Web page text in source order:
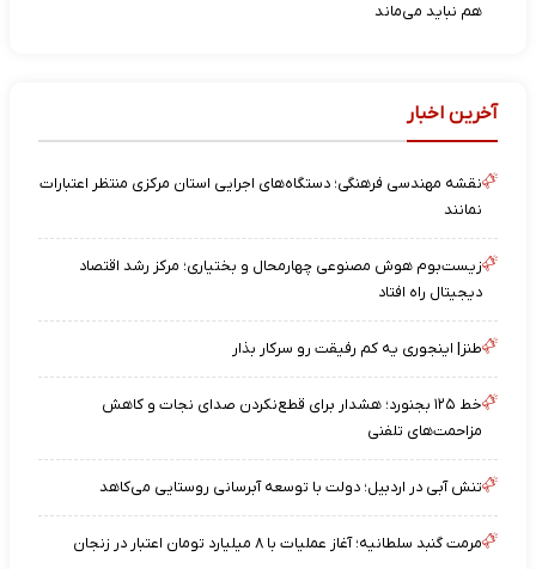
هم نباید می‌ماند
آخرین اخبار
نقشه مهندسی فرهنگی؛ دستگاه‌های اجرایی استان مرکزی منتظر اعتبارات
نمانند
زیست‌بوم هوش مصنوعی چهارمحال و بختیاری؛ مرکز رشد اقتصاد
دیجیتال راه افتاد
طنز| اینجوری یه کم رفیقت رو سرکار بذار
خط ۱۲۵ بجنورد؛ هشدار برای قطع‌نکردن صدای نجات و کاهش
مزاحمت‌های تلفنی
تنش آبی در اردبیل؛ دولت با توسعه آبرسانی روستایی می‌کاهد
مرمت گنبد سلطانیه؛ آغاز عملیات با ۸ میلیارد تومان اعتبار در زنجان